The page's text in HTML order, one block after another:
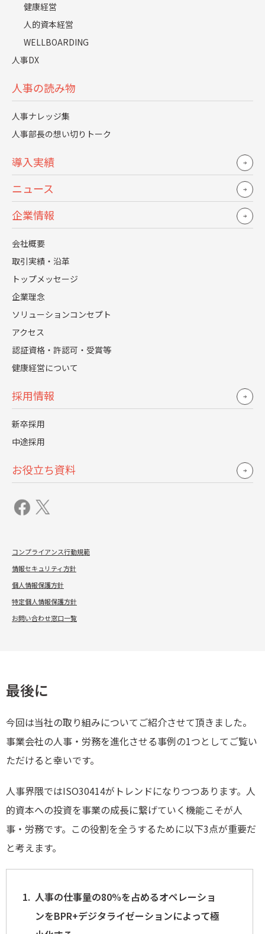
健康経営
人的資本経営
WELLBOARDING
人事DX
人事の読み物
人事ナレッジ集
人事部長の想い切りトーク
導入実績
ニュース
企業情報
会社概要
取引実績・沿革
トップメッセージ
企業理念
ソリューションコンセプト
アクセス
認証資格・許認可・受賞等
健康経営について
採用情報
新卒採用
中途採用
お役立ち資料
コンプライアンス行動規範
情報セキュリティ方針
個人情報保護方針
特定個人情報保護方針
お問い合わせ窓口一覧
て、BPOでデータのチェックを実施することで精緻な人事
情報が蓄積されることが当社サービスの特徴になっていま
す。次の段階としてはデータを経営や事業、人事が必要と
する情報に変換して提供すること、それがサービスをDXす
ることだと考えています。
例えば、
経営向け 総人件費推移、労働分配率、平均勤続年数、男女
比率
また、最近ご相談を頂くことが多くなってきたコーポレー
トガバナンスコード改定に伴う「人的資本の情報開示」、
「ISO30414」への対応についてもサービス化を視野に入れ
ています。
ニューノーマルな時代とは、多様な価値観を持った人々が
多様な場所、場面で多様な働き方をする時代です。多様な
働き方を肯定し、多様な才能を持った人材、パートナーが
集う企業、サービスになることが付加価値の源泉になって
いくでしょう。
そのためにフレキシブルな仕事環境、居住地域に捕らわれ
ない雇用、納得感のある評価処遇、パートナーとの積極的
な協業、世間の要求レベルを意識した情報セキュリティな
ど取り組むテーマは盛りだくさんです。我々の取り組みが
皆さまのラボとして活用できるような情報発信を続けてい
きます。
DX化を進めるためのプロセスに関する詳細はこちらをご覧
ください。
>> 人事DXのカギを解説「捨てること」ではかどる業務改革
最後に
今回は当社の取り組みについてご紹介させて頂きました。
事業会社の人事・労務を進化させる事例の1つとしてご覧い
ただけると幸いです。
人事界隈ではISO30414がトレンドになりつつあります。人
的資本への投資を事業の成長に繋げていく機能こそが人
事・労務です。この役割を全うするために以下3点が重要だ
と考えます。
人事の仕事量の80%を占めるオペレーショ
ンをBPR+デジタライゼーションによって極